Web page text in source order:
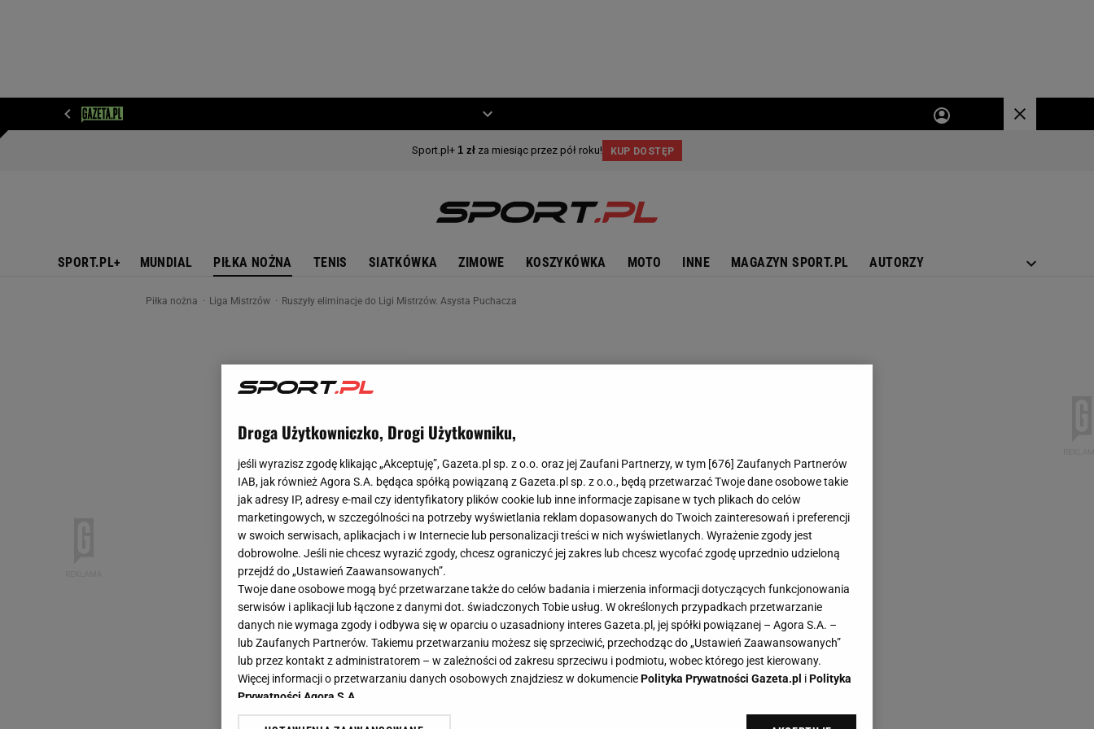
SPORT.PL+ MUNDIAL PIŁKA NOŻNA TENIS SIATKÓWKA ZIMOWE KOSZYKÓWKA MOTO INNE MAGAZYN SPORT.PL AUTORZY
Piłka nożna Liga Mistrzów Ruszyły eliminacje do Ligi Mistrzów. Asysta Puchacza
Droga Użytkowniczko, Drogi Użytkowniku,
jeśli wyrazisz zgodę klikając „Akceptuję”, Gazeta.pl sp. z o.o. oraz jej Zaufani Partnerzy, w tym [676] Zaufanych Partnerów
IAB, jak również Agora S.A. będąca spółką powiązaną z Gazeta.pl sp. z o.o., będą przetwarzać Twoje dane osobowe takie
jak adresy IP, adresy e-mail czy identyfikatory plików cookie lub inne informacje zapisane w tych plikach do celów
marketingowych, w szczególności na potrzeby wyświetlania reklam dopasowanych do Twoich zainteresowań i preferencji
w swoich serwisach, aplikacjach i w Internecie lub personalizacji treści w nich wyświetlanych. Wyrażenie zgody jest
dobrowolne. Jeśli nie chcesz wyrazić zgody, chcesz ograniczyć jej zakres lub chcesz wycofać zgodę uprzednio udzieloną
przejdź do „Ustawień Zaawansowanych”.
Twoje dane osobowe mogą być przetwarzane także do celów badania i mierzenia informacji dotyczących funkcjonowania
serwisów i aplikacji lub łączone z danymi dot. świadczonych Tobie usług. W określonych przypadkach przetwarzanie
danych nie wymaga zgody i odbywa się w oparciu o uzasadniony interes Gazeta.pl, jej spółki powiązanej – Agora S.A. –
lub Zaufanych Partnerów. Takiemu przetwarzaniu możesz się sprzeciwić, przechodząc do „Ustawień Zaawansowanych”
lub przez kontakt z administratorem – w zależności od zakresu sprzeciwu i podmiotu, wobec którego jest kierowany.
Więcej informacji o przetwarzaniu danych osobowych znajdziesz w dokumenciePolityka Prywatności Gazeta.pl iPolityka
Prywatności Agora S.A.